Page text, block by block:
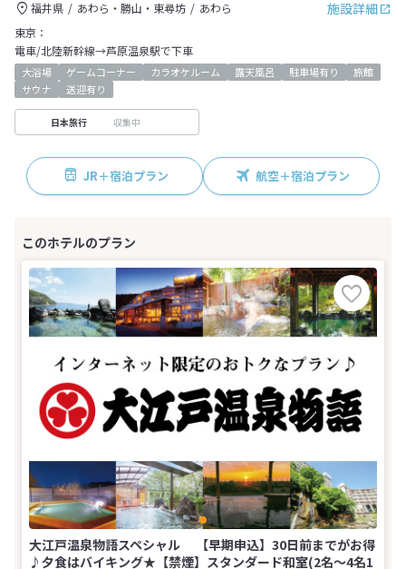
施設詳細
福井県 あわら・勝山・東尋坊
あわら
東京：
電車/北陸新幹線→芦原温泉駅で下車
大浴場 ゲームコーナー カラオケルーム 露天風呂 駐車場有り
旅館
サウナ
送迎有り
日本旅行 収集中
JR＋宿泊プラン 航空＋宿泊プラン
大江戸温泉物語スペシャル 【早期申込】30日前までがお得
♪夕食はバイキング★【禁煙】スタンダード和室(2名～4名1